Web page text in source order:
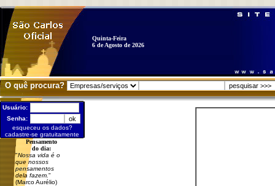
Quinta-Feira
6 de Agosto de 2026
O quê procura?
Usuário:
Senha:
esqueceu os dados?
cadastre-se gratuitamente
Pensamento
do dia:
"Nossa vida é o
que nossos
pensamentos
dela fazem. "
(Marco Aurélio)